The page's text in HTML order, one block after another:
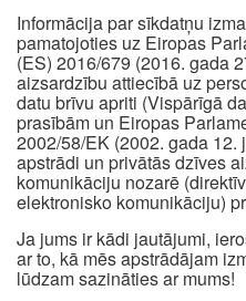
Informācija par sīkdatņu
pamatojoties uz Eiropas
(ES) 2016/679 (2016. gada
aizsardzību attiecībā uz
datu brīvu apriti (Vispārīgā
prasībām un Eiropas
2002/58/EK (2002. gada 12.
apstrādi un privātās dzīves
komunikāciju nozarē
elektronisko komunikāciju)
Ja jums ir kādi jautājumi,
ar to, kā mēs apstrādājam
lūdzam sazināties ar mums!